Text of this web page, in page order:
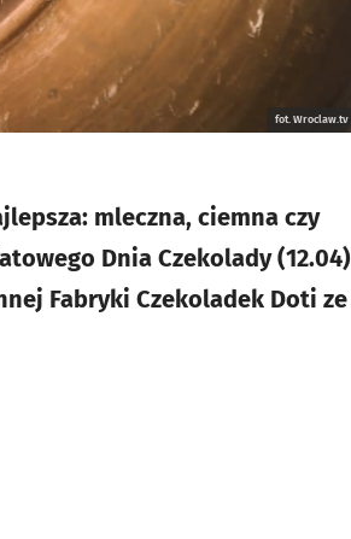
fot. Wroclaw.tv
mleczna, ciemna czy
Dnia Czekolady (12.04)
Fabryki Czekoladek Doti ze